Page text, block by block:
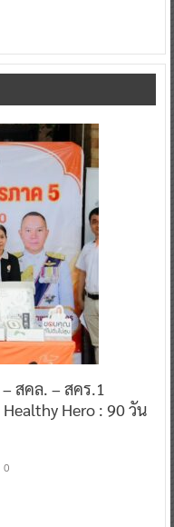
สคล. – สคร.1
Hero : 90 วัน
0